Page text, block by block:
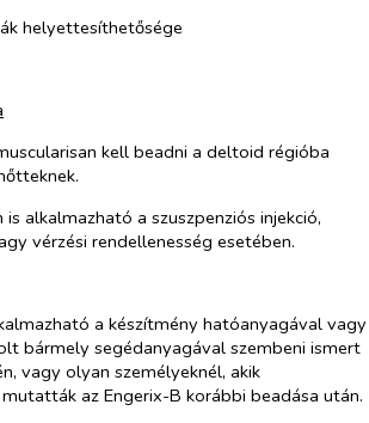
helyettesíthetősége
kell beadni a deltoid régióba
alkalmazható a szuszpenziós injekció,
vérzési rendellenesség esetében.
a készítmény hatóanyagával vagy
bármely segédanyagával szembeni ismert
vagy olyan személyeknél, akik
az Engerix-B korábbi beadása után.